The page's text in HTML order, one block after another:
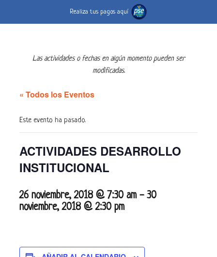
Realiza tus pagos aquí
Las actividades o fechas en algún momento pueden ser
modificadas.
« Todos los Eventos
Este evento ha pasado.
ACTIVIDADES DESARROLLO
INSTITUCIONAL
26 noviembre, 2018 @ 7:30 am - 30
noviembre, 2018 @ 2:30 pm